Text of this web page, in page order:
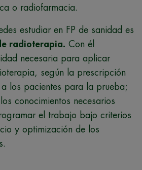
o radiofarmacia.
estudiar en FP de sanidad es
radioterapia. Con él
necesaria para aplicar
según la prescripción
los pacientes para la prueba;
conocimientos necesarios
el trabajo bajo criterios
y optimización de los